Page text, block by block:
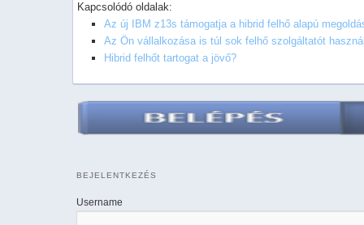
Kapcsolódó oldalak:
Az új IBM z13s támogatja a hibrid felhő alapú
Az Ön vállalkozása is túl sok felhő szolgáltatót
Hibrid felhőt tartogat a jövő?
BEJELENTKEZÉS
Username